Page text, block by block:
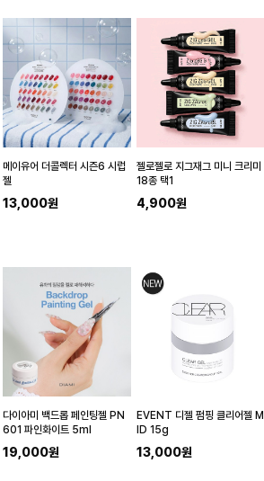
메이유어 더콜렉터 시즌6 시럽
젤
13,000원
젤로젤로 지그재그 미니 크리미
18종 택1
4,900원
다이아미 백드롭 페인팅젤 PN
601 파인화이트 5ml
19,000원
EVENT 디젤 펌핑 클리어젤 M
ID 15g
13,000원